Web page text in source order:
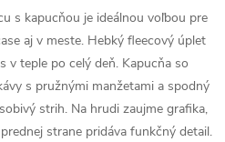
s kapucňou je ideálnou voľbou pre
aj v meste. Hebký fleecový úplet
v teple po celý deň. Kapucňa so
s pružnými manžetami a spodný
strih. Na hrudi zaujme grafika,
strane pridáva funkčný detail.